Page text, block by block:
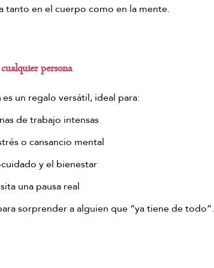
tanto en el cuerpo como en la mente.
persona
es un regalo versátil, ideal para:
de trabajo intensas
o cansancio mental
y el bienestar
una pausa real
sorprender a alguien que “ya tiene de todo”.